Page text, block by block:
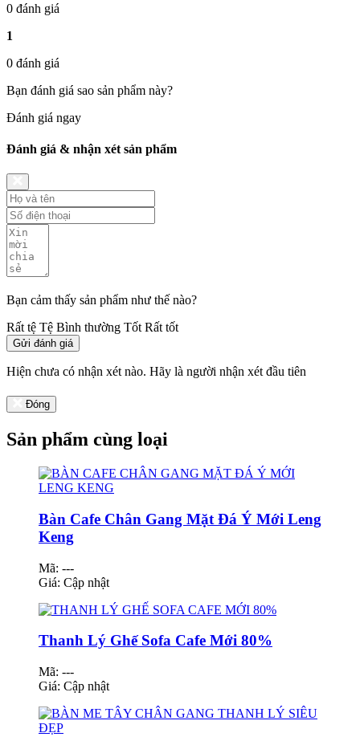
0 đánh giá
1
0 đánh giá
Bạn đánh giá sao sản phẩm này?
Đánh giá ngay
Đánh giá & nhận xét sản phẩm
Bạn cảm thấy sản phẩm như thế nào?
Rất tệ Tệ Bình thường Tốt Rất tốt
Gửi đánh giá
Hiện chưa có nhận xét nào. Hãy là người nhận xét đầu tiên
Đóng
Sản phẩm cùng loại
Bàn Cafe Chân Gang Mặt Đá Ý Mới Leng
Keng
Mã: ---
Giá: Cập nhật
Thanh Lý Ghế Sofa Cafe Mới 80%
Mã: ---
Giá: Cập nhật